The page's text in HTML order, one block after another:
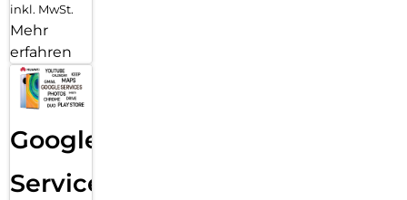
inkl. MwSt.
Mehr
erfahren
Google
Services